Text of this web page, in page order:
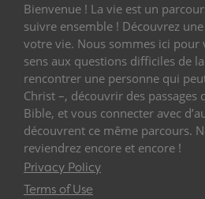
Bienvenue ! La vie est un
suivre ensemble ! Découvrez
votre vie. Nous sommes ici pour
sens aux questions difficiles de
rencontrer une personne qui
Christ –, découvrir des passages
Bible, et vous connecter avec
découvrent ce même parcours.
reviendrez encore et encore !
Privacy Policy
Terms of Use